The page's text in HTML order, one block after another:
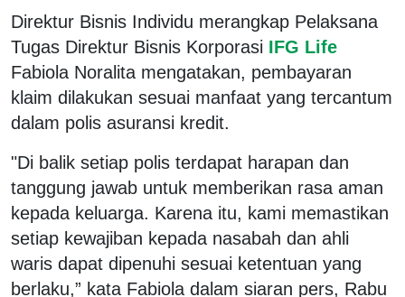
Direktur Bisnis Individu merangkap Pelaksana
Tugas Direktur Bisnis Korporasi IFG Life
Fabiola Noralita mengatakan, pembayaran
klaim dilakukan sesuai manfaat yang tercantum
dalam polis asuransi kredit.
"Di balik setiap polis terdapat harapan dan
tanggung jawab untuk memberikan rasa aman
kepada keluarga. Karena itu, kami memastikan
setiap kewajiban kepada nasabah dan ahli
waris dapat dipenuhi sesuai ketentuan yang
berlaku,” kata Fabiola dalam siaran pers, Rabu